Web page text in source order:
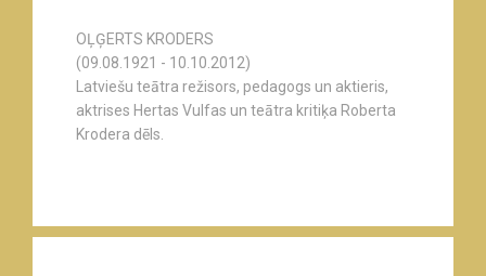
OĻĢERTS KRODERS
(09.08.1921 - 10.10.2012)
Latviešu teātra režisors, pedagogs un aktieris,
aktrises Hertas Vulfas un teātra kritiķa Roberta
Krodera dēls.